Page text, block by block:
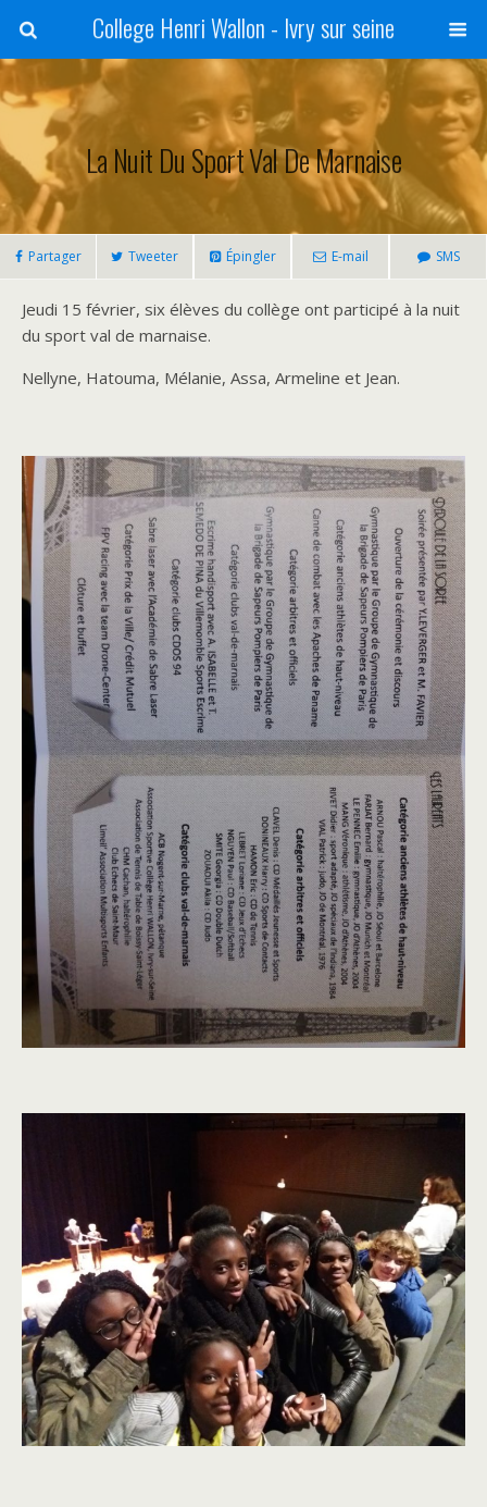
College Henri Wallon - Ivry sur seine
La Nuit Du Sport Val De Marnaise
Partager Tweeter Épingler E-mail SMS
Jeudi 15 février, six élèves du collège ont participé à la nuit
du sport val de marnaise.
Nellyne, Hatouma, Mélanie, Assa, Armeline et Jean.